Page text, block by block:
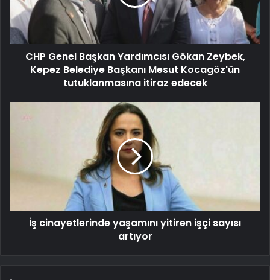
CHP Genel Başkan Yardımcısı Gökan Zeybek,
Kepez Belediye Başkanı Mesut Kocagöz'ün
tutuklanmasına itiraz edecek
İş cinayetlerinde yaşamını yitiren işçi sayısı
artıyor